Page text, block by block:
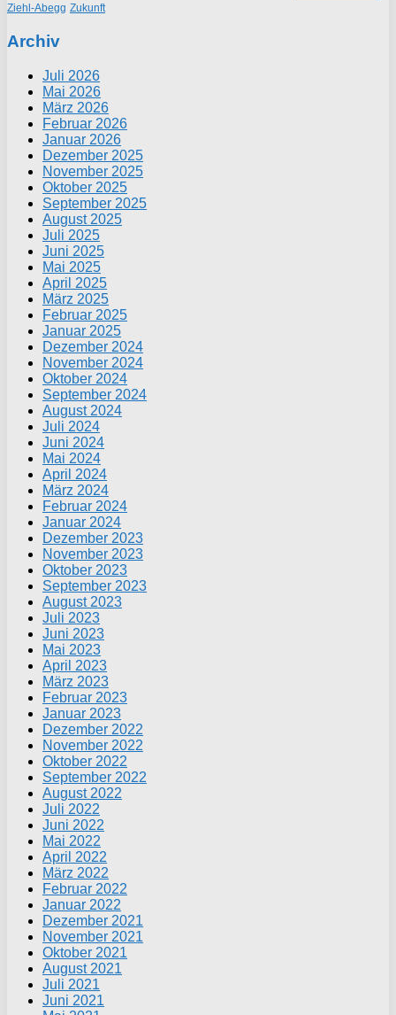
Ziehl-Abegg Zukunft
Archiv
Juli 2026
Mai 2026
März 2026
Februar 2026
Januar 2026
Dezember 2025
November 2025
Oktober 2025
September 2025
August 2025
Juli 2025
Juni 2025
Mai 2025
April 2025
März 2025
Februar 2025
Januar 2025
Dezember 2024
November 2024
Oktober 2024
September 2024
August 2024
Juli 2024
Juni 2024
Mai 2024
April 2024
März 2024
Februar 2024
Januar 2024
Dezember 2023
November 2023
Oktober 2023
September 2023
August 2023
Juli 2023
Juni 2023
Mai 2023
April 2023
März 2023
Februar 2023
Januar 2023
Dezember 2022
November 2022
Oktober 2022
September 2022
August 2022
Juli 2022
Juni 2022
Mai 2022
April 2022
März 2022
Februar 2022
Januar 2022
Dezember 2021
November 2021
Oktober 2021
August 2021
Juli 2021
Juni 2021